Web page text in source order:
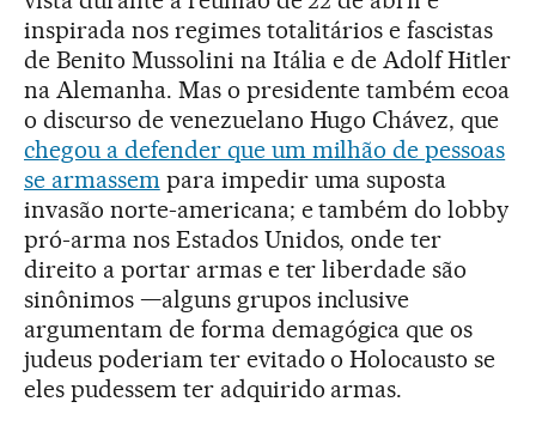
inspirada nos regimes totalitários e fascistas
de Benito Mussolini na Itália e de Adolf Hitler
na Alemanha. Mas o presidente também ecoa
o discurso de venezuelano Hugo Chávez, que
chegou a defender que um milhão de pessoas
se armassem para impedir uma suposta
invasão norte-americana; e também do lobby
pró-arma nos Estados Unidos, onde ter
direito a portar armas e ter liberdade são
sinônimos —alguns grupos inclusive
argumentam de forma demagógica que os
judeus poderiam ter evitado o Holocausto se
eles pudessem ter adquirido armas.